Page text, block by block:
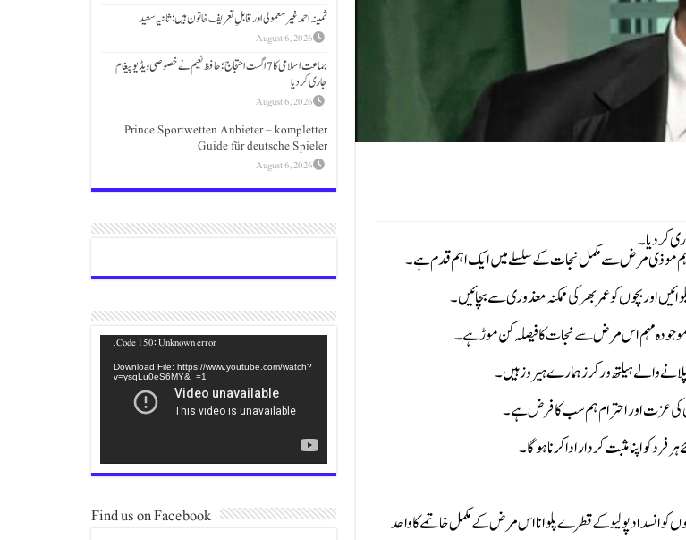
کر دیا۔
مہم موذی مرض سے مکمل نجات کے سلسلے میں ایک اہم قدم ہے۔
اور بچوں کو عمر بھر کی ممکنہ معذوری سے بچائیں۔
موجودہ مہم اس مرض سے نجات کا فیصلہ کن موڑ ہے۔
والے ہیلتھ ورکرز ہمارے ہیروز ہیں۔
کی عزت اور احترام ہم سب کا فرض ہے۔
کو اپنا مثبت کردار ادا کرنا ہوگا۔
بچوں کو انسداد پولیو کے قطرے پلوانا اس مرض کے مکمل خاتمے کا واحد
ثمینہ احمد غیر معمولی اور قابلِ تعریف خاتون ہیں: ثانیہ سعید
August 6, 2026
جماعت اسلامی کا 7 اگست احتجاج؛حافظ نعیم نے خصوصی ویڈیو پیغام
جاری کردیا
August 6, 2026
Prince Sportwetten Anbieter – kompletter
Guide für deutsche Spieler
August 6, 2026
Player
Code 150: Unknown error.
Download File: https://www.youtube.com/watch?
v=ysqLu0eS6MY&_=1
Find us on Facebook